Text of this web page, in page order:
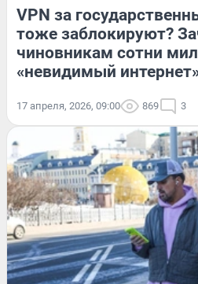
VPN за
тоже заблокируют?
чиновникам сотни
«невидимый
17 апреля, 2026, 09:00 869 3